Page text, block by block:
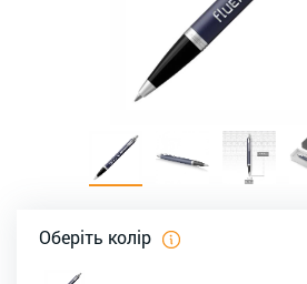
Оберіть колір